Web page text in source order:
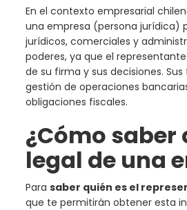
En el contexto empresarial
una empresa (persona jurídica)
jurídicos, comerciales y
poderes, ya que el
de su firma y sus decisiones.
gestión de operaciones
obligaciones fiscales.
¿Cómo
legal de una
Para saber quién es el
que te permitirán obtener esta